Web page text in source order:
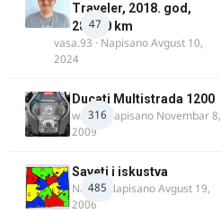
47
Traveler, 2018. god,
28.100 km
vasa.93 · NapisanoAvgust 10,
2024
316
Ducati Multistrada 1200
wulfy· Napisano Novembar 8,
2009
485
Saveti i iskustva
Najzli· NapisanoAvgust 19,
2006